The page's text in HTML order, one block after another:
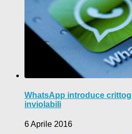
WhatsApp introduce
inviolabili
6 Aprile 2016